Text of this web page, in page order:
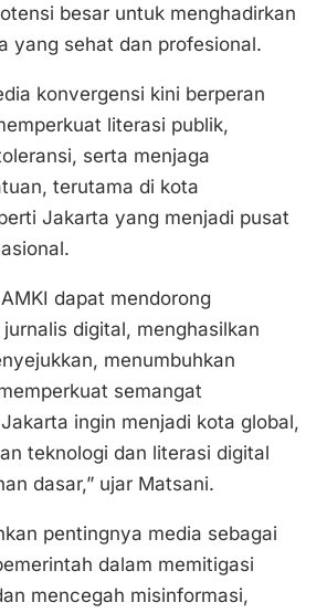
besar untuk menghadirkan
yang sehat dan profesional.
konvergensi kini berperan
literasi publik,
serta menjaga
terutama di kota
Jakarta yang menjadi pusat
dapat mendorong
digital, menghasilkan
menumbuhkan
semangat
ingin menjadi kota global,
teknologi dan literasi digital
dasar,” ujar Matsani.
pentingnya media sebagai
dalam memitigasi
mencegah misinformasi,